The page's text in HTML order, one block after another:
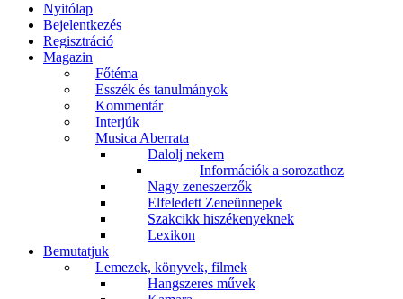
Nyitólap
Bejelentkezés
Regisztráció
Magazin
Főtéma
Esszék és tanulmányok
Kommentár
Interjúk
Musica Aberrata
Dalolj nekem
Információk a sorozathoz
Nagy zeneszerzők
Elfeledett Zeneünnepek
Szakcikk hiszékenyeknek
Lexikon
Bemutatjuk
Lemezek, könyvek, filmek
Hangszeres művek